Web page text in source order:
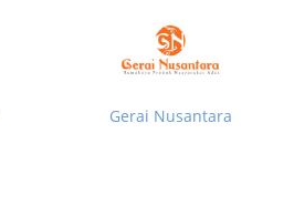
Gerai Nusantara